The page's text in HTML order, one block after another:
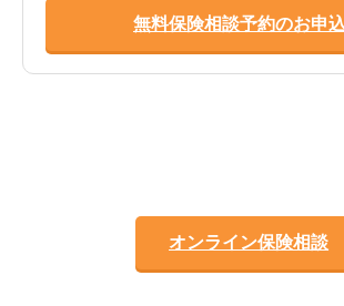
無料保険相談予約のお申
オンライン保険相談